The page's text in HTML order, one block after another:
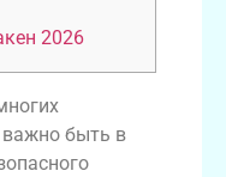
2026
важно быть в